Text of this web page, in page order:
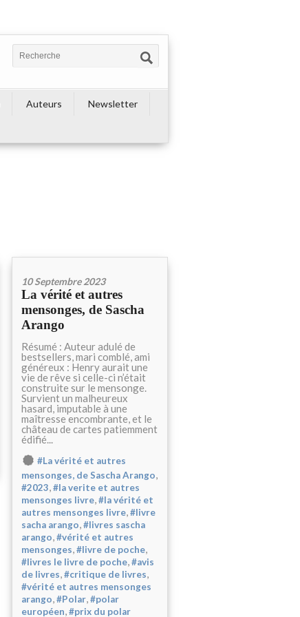
Auteurs
Newsletter
10 Septembre 2023
La vérité et autres
mensonges, de Sascha
Arango
Résumé : Auteur adulé de
bestsellers, mari comblé, ami
généreux : Henry aurait une
vie de rêve si celle-ci n’était
construite sur le mensonge.
Survient un malheureux
hasard, imputable à une
maîtresse encombrante, et le
château de cartes patiemment
édifié...
#La vérité et autres
mensonges, de Sascha Arango,
#2023,#la verite et autres
mensonges livre,#la vérité et
autres mensonges livre,#livre
sacha arango,#livres sascha
arango,#vérité et autres
mensonges,#livre de poche,
#livres le livre de poche,#avis
de livres,#critique de livres,
#vérité et autres mensonges
arango,#Polar,#polar
européen,#prix du polar